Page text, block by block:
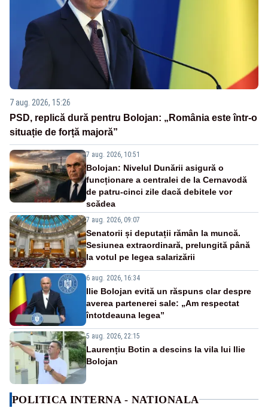
7 aug. 2026, 15:26
PSD, replică dură pentru Bolojan: „România este într-o
situație de forță majoră”
7 aug. 2026, 10:51
Bolojan: Nivelul Dunării asigură o
funcționare a centralei de la Cernavodă
de patru-cinci zile dacă debitele vor
scădea
7 aug. 2026, 09:07
Senatorii și deputații rămân la muncă.
Sesiunea extraordinară, prelungită până
la votul pe legea salarizării
6 aug. 2026, 16:34
Ilie Bolojan evită un răspuns clar despre
averea partenerei sale: „Am respectat
întotdeauna legea”
5 aug. 2026, 22:15
Laurențiu Botin a descins la vila lui Ilie
Bolojan
POLITICA INTERNA - NATIONALA